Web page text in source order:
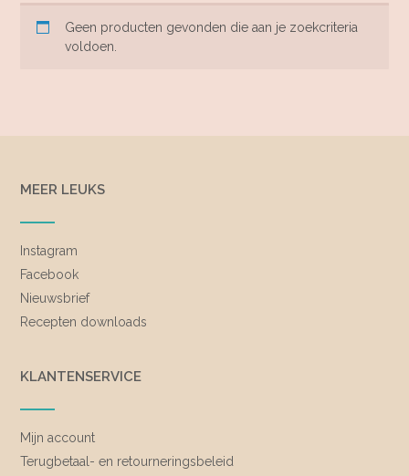
Geen producten gevonden die aan je zoekcriteria
voldoen.
MEER LEUKS
Instagram
Facebook
Nieuwsbrief
Recepten downloads
KLANTENSERVICE
Mijn account
Terugbetaal- en retourneringsbeleid